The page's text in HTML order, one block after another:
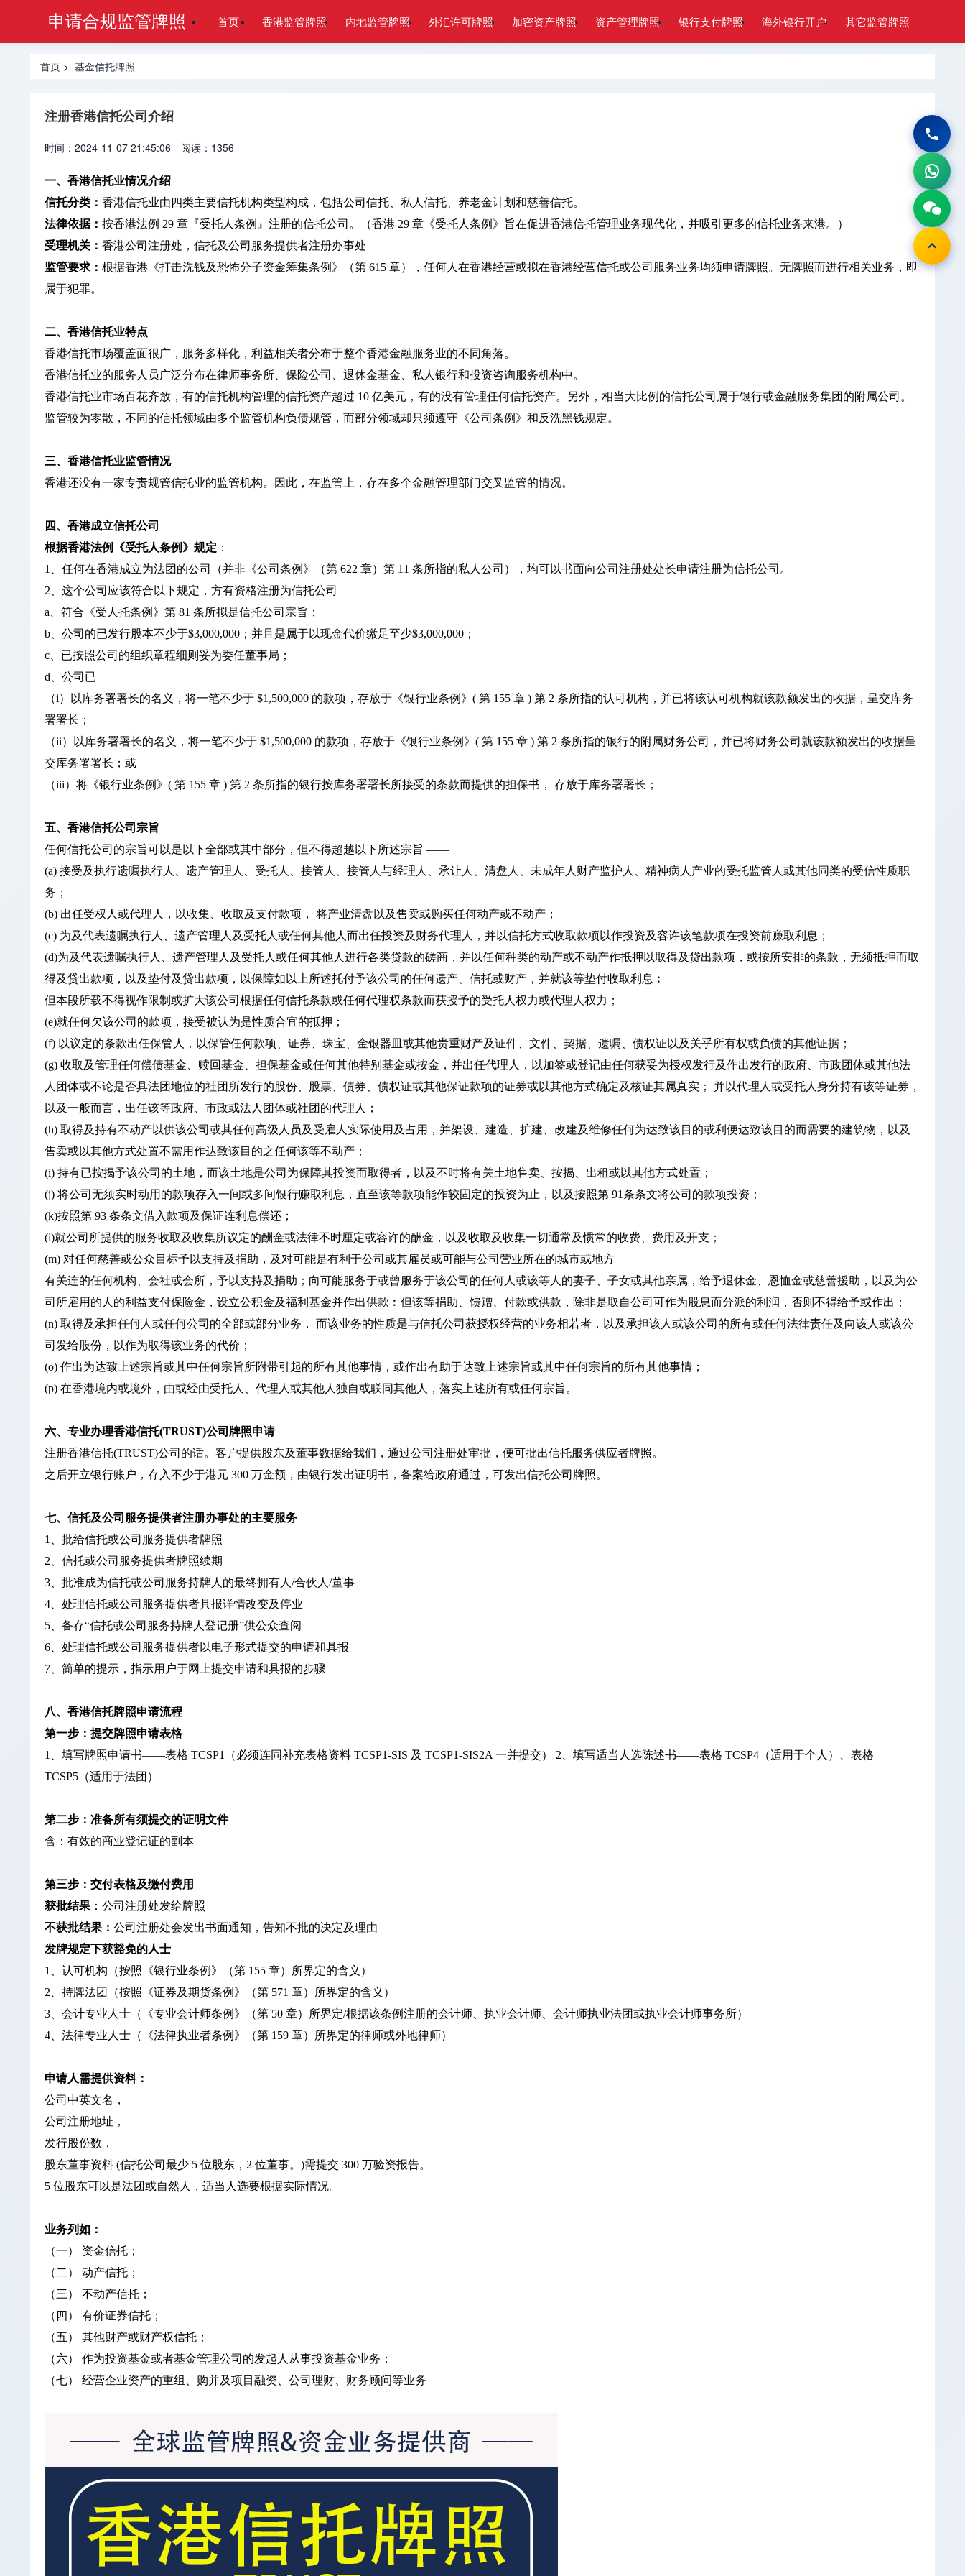
申请合规监管牌照 首页 香港监管牌照 内地监管牌照 外汇许可牌照 加密资产牌照 资产管理牌照 银行支付牌照 海外银行开户 其它监管牌照
首页 > 基金信托牌照
注册香港信托公司介绍
时间：2024-11-07 21:45:06 阅读：1356
一、香港信托业情况介绍
信托分类： 香港信托业由四类主要信托机构类型构成，包括公司信托、私人信托、养老金计划和慈善信托。
法律依据： 按香港法例 29 章『受托人条例』注册的信托公司。（香港 29 章《受托人条例》旨在促进香港信托管理业务现代化，并吸引更多的信托业务来港。）
受理机关： 香港公司注册处，信托及公司服务提供者注册办事处
监管要求： 根据香港《打击洗钱及恐怖分子资金筹集条例》（第 615 章），任何人在香港经营或拟在香港经营信托或公司服务业务均须申请牌照。无牌照而进行相关业务，即
属于犯罪。
二、香港信托业特点
香港信托市场覆盖面很广，服务多样化，利益相关者分布于整个香港金融服务业的不同角落。
香港信托业的服务人员广泛分布在律师事务所、保险公司、退休金基金、私人银行和投资咨询服务机构中。
香港信托业市场百花齐放，有的信托机构管理的信托资产超过 10 亿美元，有的没有管理任何信托资产。另外，相当大比例的信托公司属于银行或金融服务集团的附属公司。
监管较为零散，不同的信托领域由多个监管机构负债规管，而部分领域却只须遵守《公司条例》和反洗黑钱规定。
三、香港信托业监管情况
香港还没有一家专责规管信托业的监管机构。因此，在监管上，存在多个金融管理部门交叉监管的情况。
四、香港成立信托公司
根据香港法例《受托人条例》规定 ：
1、任何在香港成立为法团的公司（并非《公司条例》（第 622 章）第 11 条所指的私人公司），均可以书面向公司注册处处长申请注册为信托公司。
2、这个公司应该符合以下规定，方有资格注册为信托公司
a、符合《受人托条例》第 81 条所拟是信托公司宗旨；
b、公司的已发行股本不少于$3,000,000；并且是属于以现金代价缴足至少$3,000,000；
c、已按照公司的组织章程细则妥为委任董事局；
d、公司已 — —
（i）以库务署署长的名义，将一笔不少于 $1,500,000 的款项，存放于《银行业条例》( 第 155 章 ) 第 2 条所指的认可机构，并已将该认可机构就该款额发出的收据，呈交库务
署署长；
（ii）以库务署署长的名义，将一笔不少于 $1,500,000 的款项，存放于《银行业条例》( 第 155 章 ) 第 2 条所指的银行的附属财务公司，并已将财务公司就该款额发出的收据呈
交库务署署长；或
（iii）将《银行业条例》( 第 155 章 ) 第 2 条所指的银行按库务署署长所接受的条款而提供的担保书， 存放于库务署署长；
五、香港信托公司宗旨
任何信托公司的宗旨可以是以下全部或其中部分，但不得超越以下所述宗旨 ——
(a) 接受及执行遗嘱执行人、遗产管理人、受托人、接管人、接管人与经理人、承让人、清盘人、未成年人财产监护人、精神病人产业的受托监管人或其他同类的受信性质职
务；
(b) 出任受权人或代理人，以收集、收取及支付款项， 将产业清盘以及售卖或购买任何动产或不动产；
(c) 为及代表遗嘱执行人、遗产管理人及受托人或任何其他人而出任投资及财务代理人，并以信托方式收取款项以作投资及容许该笔款项在投资前赚取利息；
(d)为及代表遗嘱执行人、遗产管理人及受托人或任何其他人进行各类贷款的磋商，并以任何种类的动产或不动产作抵押以取得及贷出款项，或按所安排的条款，无须抵押而取
得及贷出款项，以及垫付及贷出款项，以保障如以上所述托付予该公司的任何遗产、信托或财产，并就该等垫付收取利息︰
但本段所载不得视作限制或扩大该公司根据任何信托条款或任何代理权条款而获授予的受托人权力或代理人权力；
(e)就任何欠该公司的款项，接受被认为是性质合宜的抵押；
(f) 以议定的条款出任保管人，以保管任何款项、证券、珠宝、金银器皿或其他贵重财产及证件、文件、契据、遗嘱、债权证以及关乎所有权或负债的其他证据；
(g) 收取及管理任何偿债基金、赎回基金、担保基金或任何其他特别基金或按金，并出任代理人，以加签或登记由任何获妥为授权发行及作出发行的政府、市政团体或其他法
人团体或不论是否具法团地位的社团所发行的股份、股票、债券、债权证或其他保证款项的证券或以其他方式确定及核证其属真实； 并以代理人或受托人身分持有该等证券，
以及一般而言，出任该等政府、市政或法人团体或社团的代理人；
(h) 取得及持有不动产以供该公司或其任何高级人员及受雇人实际使用及占用，并架设、建造、扩建、改建及维修任何为达致该目的或利便达致该目的而需要的建筑物，以及
售卖或以其他方式处置不需用作达致该目的之任何该等不动产；
(i) 持有已按揭予该公司的土地，而该土地是公司为保障其投资而取得者，以及不时将有关土地售卖、按揭、出租或以其他方式处置；
(j) 将公司无须实时动用的款项存入一间或多间银行赚取利息，直至该等款项能作较固定的投资为止，以及按照第 91条条文将公司的款项投资；
(k)按照第 93 条条文借入款项及保证连利息偿还；
(i)就公司所提供的服务收取及收集所议定的酬金或法律不时厘定或容许的酬金，以及收取及收集一切通常及惯常的收费、费用及开支；
(m) 对任何慈善或公众目标予以支持及捐助，及对可能是有利于公司或其雇员或可能与公司营业所在的城市或地方
有关连的任何机构、会社或会所，予以支持及捐助；向可能服务于或曾服务于该公司的任何人或该等人的妻子、子女或其他亲属，给予退休金、恩恤金或慈善援助，以及为公
司所雇用的人的利益支付保险金，设立公积金及福利基金并作出供款︰但该等捐助、馈赠、付款或供款，除非是取自公司可作为股息而分派的利润，否则不得给予或作出；
(n) 取得及承担任何人或任何公司的全部或部分业务， 而该业务的性质是与信托公司获授权经营的业务相若者，以及承担该人或该公司的所有或任何法律责任及向该人或该公
司发给股份，以作为取得该业务的代价；
(o) 作出为达致上述宗旨或其中任何宗旨所附带引起的所有其他事情，或作出有助于达致上述宗旨或其中任何宗旨的所有其他事情；
(p) 在香港境内或境外，由或经由受托人、代理人或其他人独自或联同其他人，落实上述所有或任何宗旨。
六、专业办理香港信托(TRUST)公司牌照申请
注册香港信托(TRUST)公司的话。客户提供股东及董事数据给我们，通过公司注册处审批，便可批出信托服务供应者牌照。
之后开立银行账户，存入不少于港元 300 万金额，由银行发出证明书，备案给政府通过，可发出信托公司牌照。
七、信托及公司服务提供者注册办事处的主要服务
1、批给信托或公司服务提供者牌照
2、信托或公司服务提供者牌照续期
3、批准成为信托或公司服务持牌人的最终拥有人/合伙人/董事
4、处理信托或公司服务提供者具报详情改变及停业
5、备存“信托或公司服务持牌人登记册”供公众查阅
6、处理信托或公司服务提供者以电子形式提交的申请和具报
7、简单的提示，指示用户于网上提交申请和具报的步骤
八、香港信托牌照申请流程
第一步：提交牌照申请表格
1、填写牌照申请书——表格 TCSP1（必须连同补充表格资料 TCSP1-SIS 及 TCSP1-SIS2A 一并提交） 2、填写适当人选陈述书——表格 TCSP4（适用于个人）、表格
TCSP5（适用于法团）
第二步：准备所有须提交的证明文件
含：有效的商业登记证的副本
第三步：交付表格及缴付费用
获批结果 ：公司注册处发给牌照
不获批结果： 公司注册处会发出书面通知，告知不批的决定及理由
发牌规定下获豁免的人士
1、认可机构（按照《银行业条例》（第 155 章）所界定的含义）
2、持牌法团（按照《证券及期货条例》（第 571 章）所界定的含义）
3、会计专业人士（《专业会计师条例》（第 50 章）所界定/根据该条例注册的会计师、执业会计师、会计师执业法团或执业会计师事务所）
4、法律专业人士（《法律执业者条例》（第 159 章）所界定的律师或外地律师）
申请人需提供资料：
公司中英文名，
公司注册地址，
发行股份数，
股东董事资料 (信托公司最少 5 位股东，2 位董事。)需提交 300 万验资报告。
5 位股东可以是法团或自然人，适当人选要根据实际情况。
业务列如：
（一） 资金信托；
（二） 动产信托；
（三） 不动产信托；
（四） 有价证券信托；
（五） 其他财产或财产权信托；
（六） 作为投资基金或者基金管理公司的发起人从事投资基金业务；
（七） 经营企业资产的重组、购并及项目融资、公司理财、财务顾问等业务